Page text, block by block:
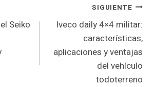
Seiko
SIGUIENTE
Iveco daily 4×4 militar:
características,
aplicaciones y ventajas
del vehículo
todoterreno